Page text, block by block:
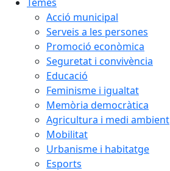
Acció municipal
Serveis a les persones
Promoció econòmica
Seguretat i convivència
Educació
Feminisme i igualtat
Memòria democràtica
Agricultura i medi ambient
Mobilitat
Urbanisme i habitatge
Esports